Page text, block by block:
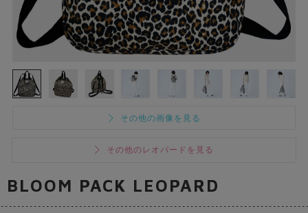
その他の画像を見る
その他のレオパードを見る
BLOOM PACK LEOPARD